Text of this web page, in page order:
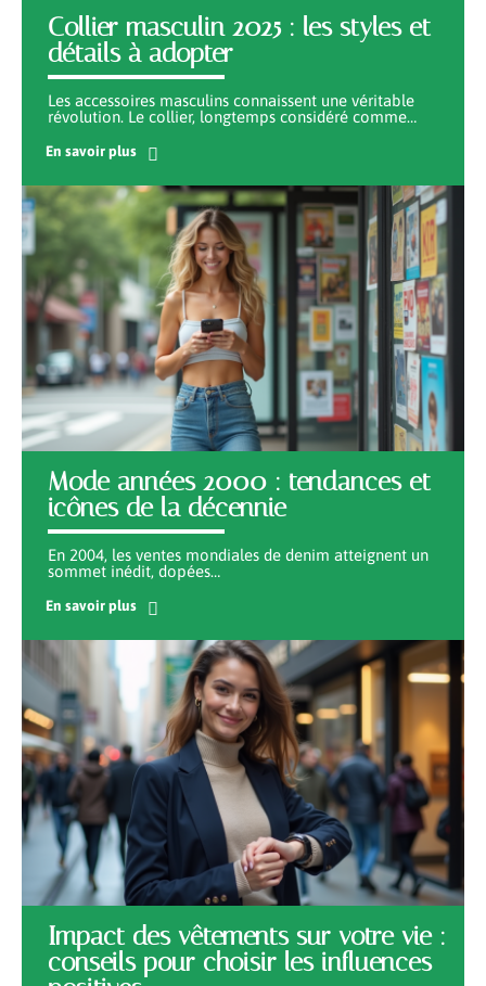
Collier masculin 2025 : les styles et
détails à adopter
Les accessoires masculins connaissent une véritable
révolution. Le collier, longtemps considéré comme…
En savoir plus
Mode années 2000 : tendances et
icônes de la décennie
En 2004, les ventes mondiales de denim atteignent un
sommet inédit, dopées…
En savoir plus
Impact des vêtements sur votre vie :
conseils pour choisir les influences